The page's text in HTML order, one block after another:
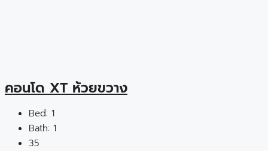
คอนโด XT ห้วยขวาง
Bed: 1
Bath: 1
35